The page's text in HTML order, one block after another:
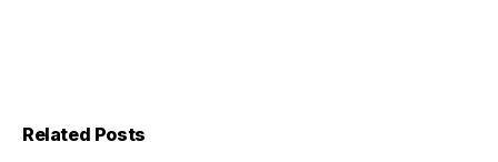
Related Posts